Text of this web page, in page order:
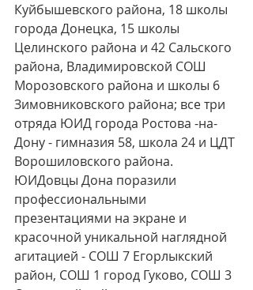
Куйбышевского района, 18 школы
города Донецка, 15 школы
Целинского района и 42 Сальского
района, Владимировской СОШ
Морозовского района и школы 6
Зимовниковского района; все три
отряда ЮИД города Ростова -на-
Дону - гимназия 58, школа 24 и ЦДТ
Ворошиловского района.
ЮИДовцы Дона поразили
профессиональными
презентациями на экране и
красочной уникальной наглядной
агитацией - СОШ 7 Егорлыкский
район, СОШ 1 город Гуково, СОШ 3